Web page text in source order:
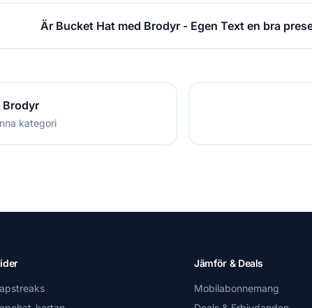
Är Bucket Hat med Brodyr - Egen Text en bra
Brodyr
kategori
Jämför & Deals
Mobilabonnemang